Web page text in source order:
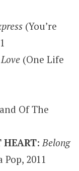
(You’re
(One Life
Of The
HEART: Belong
2011